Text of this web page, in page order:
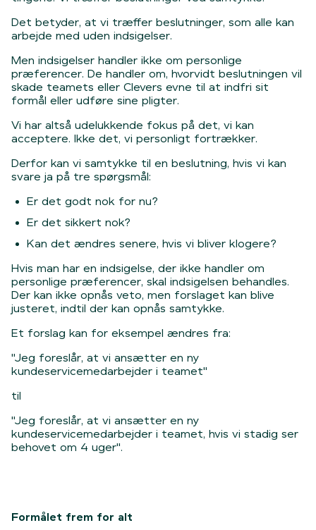
Det betyder, at vi træffer beslutninger, som alle kan
arbejde med uden indsigelser.
Men indsigelser handler ikke om personlige
præferencer. De handler om, hvorvidt beslutningen vil
skade teamets eller Clevers evne til at indfri sit
formål eller udføre sine pligter.
Vi har altså udelukkende fokus på det, vi kan
acceptere. Ikke det, vi personligt fortrækker.
Derfor kan vi samtykke til en beslutning, hvis vi kan
svare ja på tre spørgsmål:
Er det godt nok for nu?
Er det sikkert nok?
Kan det ændres senere, hvis vi bliver klogere?
Hvis man har en indsigelse, der ikke handler om
personlige præferencer, skal indsigelsen behandles.
Der kan ikke opnås veto, men forslaget kan blive
justeret, indtil der kan opnås samtykke.
Et forslag kan for eksempel ændres fra:
"Jeg foreslår, at vi ansætter en ny
kundeservicemedarbejder i teamet"
til
"Jeg foreslår, at vi ansætter en ny
kundeservicemedarbejder i teamet, hvis vi stadig ser
behovet om 4 uger".
Formålet frem for alt